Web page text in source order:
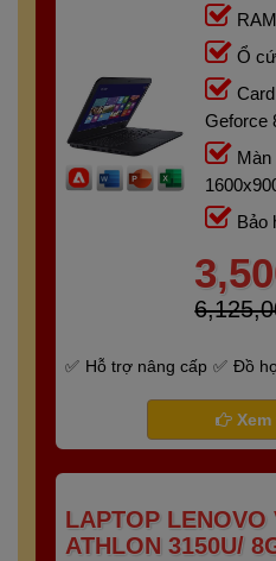
Ổ
Geforce
Màn
Bảo
Hỗ trợ nâng cấp
Đồ
Bảo hành 6
Xem
LAPTOP LENOVO
ATHLON 3150U/